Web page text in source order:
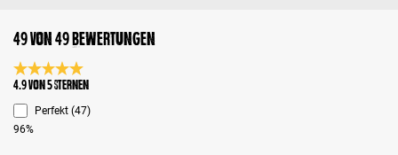
49 von 49 Bewertungen
Durchschnittliche Bewertung 4.9 von 5 Sternen
4.9 von 5 Sternen
Perfekt (47)
96%